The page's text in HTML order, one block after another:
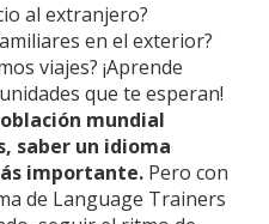
al extranjero?
en el exterior?
viajes? ¡Aprende
que te esperan!
mundial
saber un idioma
importante. Pero con
de Language Trainers